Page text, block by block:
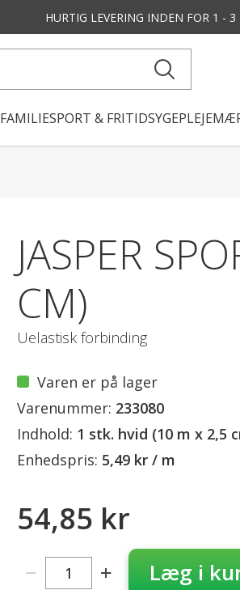
HURTIG LEVERING INDEN FOR 1 - 3
FAMILIESPORT & FRITIDSYGEPLEJE
JASPER
CM)
Uelastisk forbinding
Varen er på lager
Varenummer: 233080
Indhold: 1 stk. hvid (10 m x 2,5
Enhedspris: 5,49 kr / m
54,85 kr
Læg i